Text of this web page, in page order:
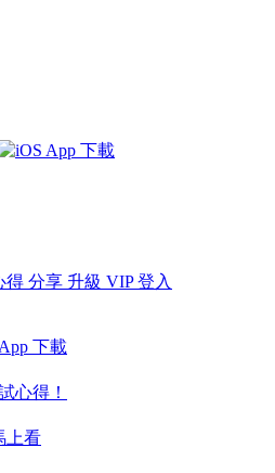
得 分享 升級 VIP 登入
心得！
上看